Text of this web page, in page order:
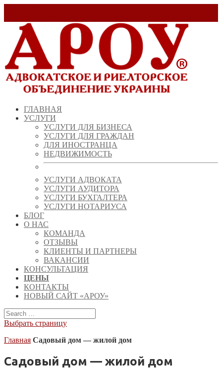
ГЛАВНАЯ
УСЛУГИ
УСЛУГИ ДЛЯ БИЗНЕСА
УСЛУГИ ДЛЯ ГРАЖДАН
ДЛЯ ИНОСТРАНЦА
НЕДВИЖИМОСТЬ
УСЛУГИ АДВОКАТА
УСЛУГИ АУДИТОРА
УСЛУГИ БУХГАЛТЕРА
УСЛУГИ НОТАРИУСА
БЛОГ
О НАС
КОМАНДА
ОТЗЫВЫ
КЛИЕНТЫ И ПАРТНЕРЫ
ВАКАНСИИ
КОНСУЛЬТАЦИЯ
ЦЕНЫ
КОНТАКТЫ
НОВЫЙ САЙТ «АРОУ»
Выбрать страницу
Главная Садовый дом — жилой дом
Садовый дом — жилой дом